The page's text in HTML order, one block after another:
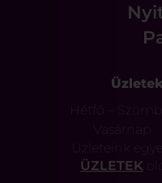
Hétfő –
Vasárnap
Üzleteink
ÜZLETEK